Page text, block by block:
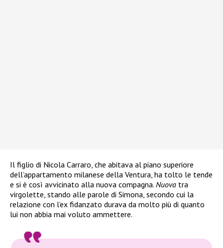
Il figlio di Nicola Carraro, che abitava al piano superiore
dell’appartamento milanese della Ventura, ha tolto le tende
e si è così avvicinato alla nuova compagna. Nuova tra
virgolette, stando alle parole di Simona, secondo cui la
relazione con l’ex fidanzato durava da molto più di quanto
lui non abbia mai voluto ammettere.